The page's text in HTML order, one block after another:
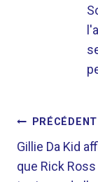
DE
PRÉCÉDENT
Gillie Da Kid
que Rick